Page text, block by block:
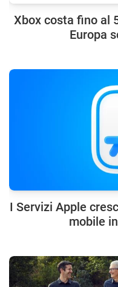
Xbox costa fino al
Europa
I Servizi Apple
mobile